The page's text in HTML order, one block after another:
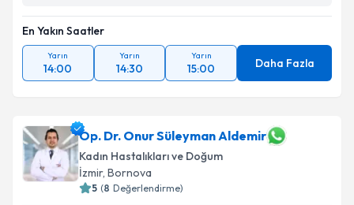
En Yakın Saatler
Yarın
14:00
Yarın
14:30
Yarın
15:00 Daha Fazla
Op. Dr. Onur Süleyman Aldemir
Kadın Hastalıkları ve Doğum
İzmir, Bornova
5 (8 Değerlendirme)